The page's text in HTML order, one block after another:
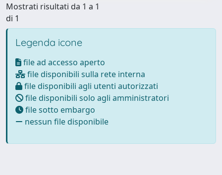
Mostrati risultati da 1 a 1
di 1
Legenda icone
file ad accesso aperto
file disponibili sulla rete interna
file disponibili agli utenti autorizzati
file disponibili solo agli amministratori
file sotto embargo
nessun file disponibile